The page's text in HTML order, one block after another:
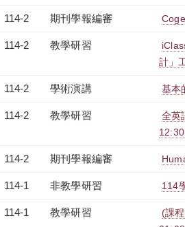
114-2 期刊學報編審
114-2 教學研習
計」
114-2 學術演講 基本
114-2 教學研習
全英
114-2 期刊學報編審
114-1 非教學研習 114
114-1 教學研習
(課